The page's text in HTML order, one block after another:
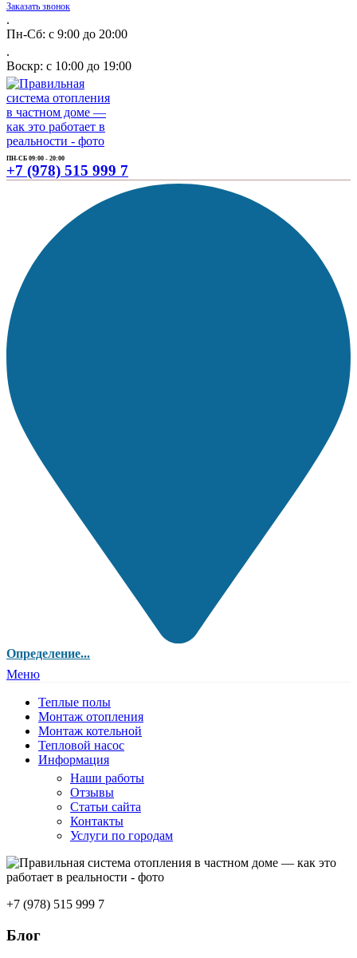
Заказать звонок
.
Пн-Сб: с 9:00 до 20:00
.
Воскр: с 10:00 до 19:00
ПН-СБ 09:00 - 20:00
+7 (978) 515 999 7
Определение...
Меню
Теплые полы
Монтаж отопления
Монтаж котельной
Тепловой насос
Информация
Наши работы
Отзывы
Статьи сайта
Контакты
Услуги по городам
+7 (978) 515 999 7
Блог